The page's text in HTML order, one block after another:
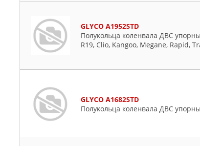
GLYCO A1952STD
Полукольца коленвала ДВС
R19, Clio, Kangoo, Megane, Rapid,
GLYCO A1682STD
Полукольца коленвала ДВС